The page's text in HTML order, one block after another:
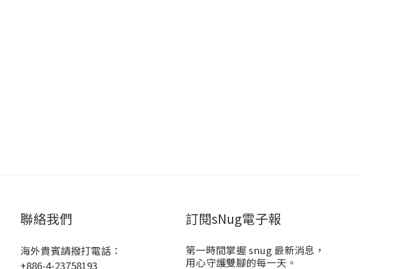
聯絡我們
海外貴賓請撥打電話：
+886-4-23758193
訂閱sNug電子報
第一時間掌握 snug 最新消息，
用心守護雙腳的每一天。